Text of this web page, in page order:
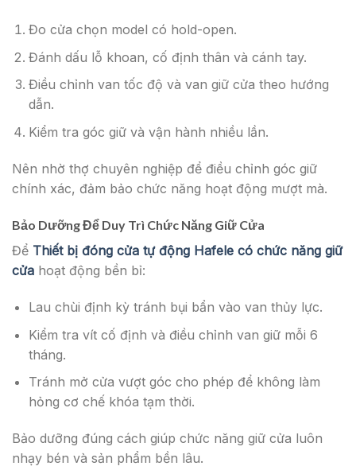
Đo cửa chọn model có hold-open.
Đánh dấu lỗ khoan, cố định thân và cánh tay.
Điều chỉnh van tốc độ và van giữ cửa theo hướng
dẫn.
Kiểm tra góc giữ và vận hành nhiều lần.
Nên nhờ thợ chuyên nghiệp để điều chỉnh góc giữ
chính xác, đảm bảo chức năng hoạt động mượt mà.
Bảo Dưỡng Để Duy Trì Chức Năng Giữ Cửa
Để Thiết bị đóng cửa tự động Hafele có chức năng giữ
cửa hoạt động bền bỉ:
Lau chùi định kỳ tránh bụi bẩn vào van thủy lực.
Kiểm tra vít cố định và điều chỉnh van giữ mỗi 6
tháng.
Tránh mở cửa vượt góc cho phép để không làm
hỏng cơ chế khóa tạm thời.
Bảo dưỡng đúng cách giúp chức năng giữ cửa luôn
nhạy bén và sản phẩm bền lâu.